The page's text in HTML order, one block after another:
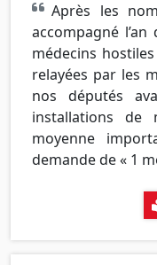
Après les
accompagné
médecins
relayées par les
nos députés
installations de
moyenne
demande de « 1